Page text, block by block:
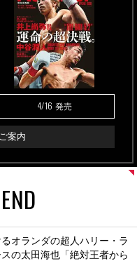
4/16 発売
案内
オランダの超人ハリー・ラ
の太田海也「絶対王者から